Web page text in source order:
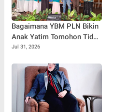
Bagaimana YBM PLN Bikin
Anak Yatim Tomohon Tidak
Tertinggal di Tahun Ajaran
Jul 31, 2026